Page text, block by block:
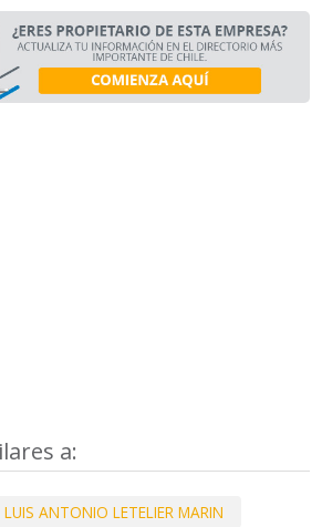
a:
LUIS ANTONIO LETELIER MARIN